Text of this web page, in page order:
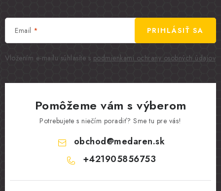
Email
Vložením e-mailu súhlasíte s podmienkami ochrany osobných údajov
PRIHLÁSIŤ SA
Pomôžeme vám s výberom
Potrebujete s niečím poradiť? Sme tu pre vás!
obchod@medaren.sk
+421905856753